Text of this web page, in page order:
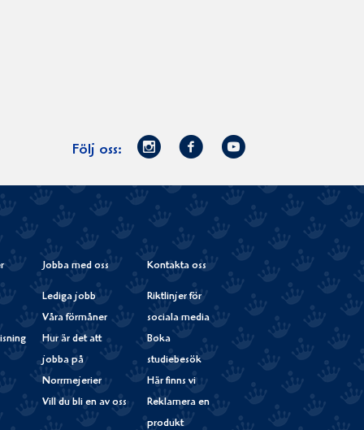
Följ oss:
Norrmejerier
Instagram
Facebook
Youtube
Jobba med oss
Lediga jobb
Våra förmåner
Hur är det att
jobba på
Norrmejerier
Vill du bli en av oss
Kontakta oss
Riktlinjer för
sociala media
Boka
studiebesök
Här finns vi
Reklamera en
produkt